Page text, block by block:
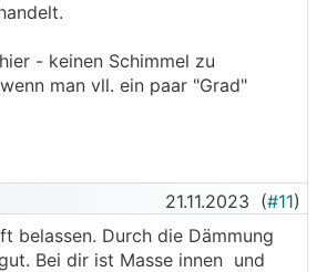
- keinen Schimmel zu
man vll. ein paar "Grad"
21.11.2023 (#11)
belassen. Durch die Dämmung
Bei dir ist Masse innen und